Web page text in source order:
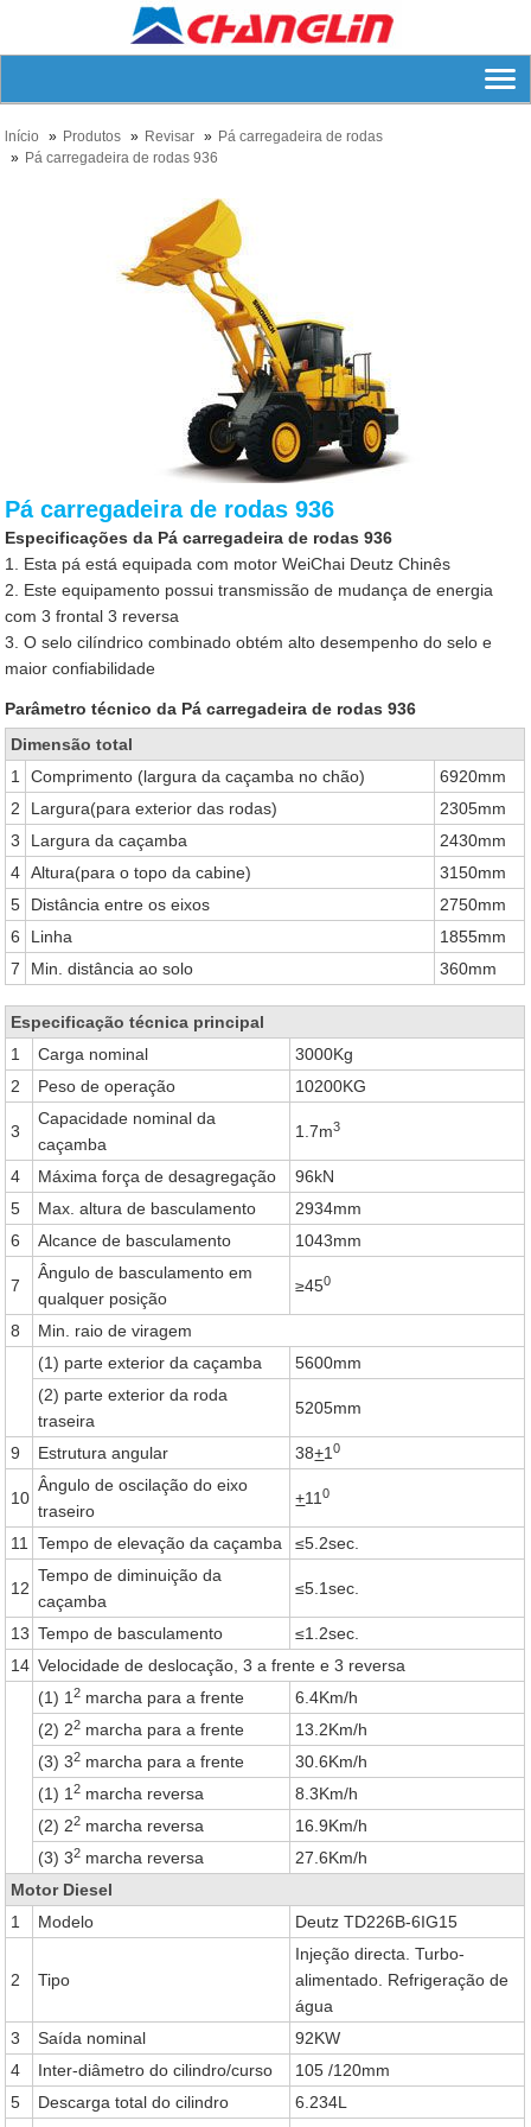
lnício Produtos Revisar
Pá carregadeira de rodas
Pá carregadeira de rodas 936
Pá carregadeira de rodas 936
Especificações da Pá carregadeira de rodas 936
1. Esta pá está equipada com motor WeiChai Deutz Chinês
2. Este equipamento possui transmissão de mudança de energia
com 3 frontal 3 reversa
3. O selo cilíndrico combinado obtém alto desempenho do selo e
maior confiabilidade
Parâmetro técnico da Pá carregadeira de rodas 936
Dimensão total
1
Comprimento (largura da caçamba no chão)
6920mm
2
Largura(para exterior das rodas)
2305mm
3
Largura da caçamba
2430mm
4 Altura(para o topo da cabine)
3150mm
5
Distância entre os eixos
2750mm
6
Linha
1855mm
7
Min. distância ao solo 360mm
Especificação técnica principal
1
Carga nominal
3000Kg
2
Peso de operação 10200KG
3
Capacidade nominal da
caçamba
1.7m3
4 Máxima força de desagregação
96kN
5
Max. altura de basculamento
2934mm
6
Alcance de basculamento 1043mm
7
Ângulo de basculamento em
qualquer posição
≥450
8
Min. raio de viragem
(1) parte exterior da caçamba
5600mm
(2) parte exterior da roda
traseira
5205mm
9 Estrutura angular 38+10
10
Ângulo de oscilação do eixo
traseiro
+110
11 Tempo de elevação da caçamba ≤5.2sec.
12
Tempo de diminuição da
caçamba
≤5.1sec.
13 Tempo de basculamento
≤1.2sec.
14 Velocidade de deslocação, 3 a frente e 3 reversa
(1) 12 marcha para a frente
6.4Km/h
(2) 22 marcha para a frente
13.2Km/h
(3) 32 marcha para a frente
30.6Km/h
(1) 12 marcha reversa
8.3Km/h
(2) 22 marcha reversa
16.9Km/h
(3) 32 marcha reversa
27.6Km/h
Motor Diesel
1
Modelo Deutz TD226B-6IG15
2 Tipo
Injeção directa. Turbo-
alimentado. Refrigeração de
água
3
Saída nominal
92KW
4
Inter-diâmetro do cilindro/curso
105 /120mm
5
Descarga total do cilindro
6.234L